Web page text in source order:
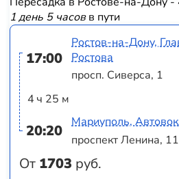
1 день 5 часовв пути
17:00
4 ч 25 м
20:20
От 1703 руб.
Ростов-на-Дону,
Ростова
просп. Сиверса, 1
Мариуполь,
проспект Ленина,